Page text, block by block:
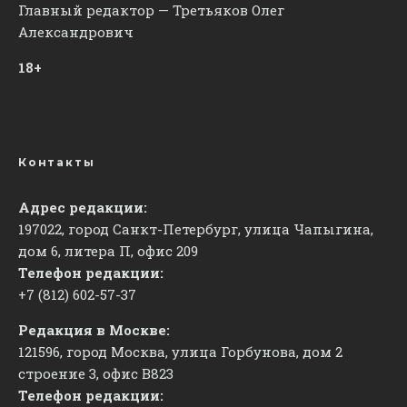
Главный редактор — Третьяков Олег
Александрович
18+
Контакты
Адрес редакции:
197022, город Санкт-Петербург, улица Чапыгина,
дом 6, литера П, офис 209
Телефон редакции:
+7 (812) 602-57-37
Редакция в Москве:
121596, город Москва, улица Горбунова, дом 2
строение 3, офис ​В823
Телефон редакции: